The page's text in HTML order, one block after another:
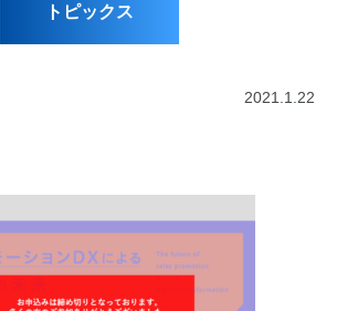
トピックス
2021.1.22